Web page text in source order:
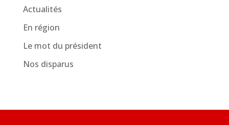
Actualités
En région
Le mot du président
Nos disparus